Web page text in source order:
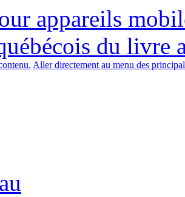
appareils
du livre
Aller directement au menu des